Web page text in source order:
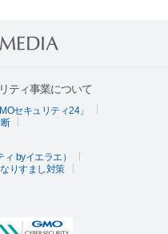
ティ事業について
セキュリティ24」
byイエラエ）
なりすまし対策